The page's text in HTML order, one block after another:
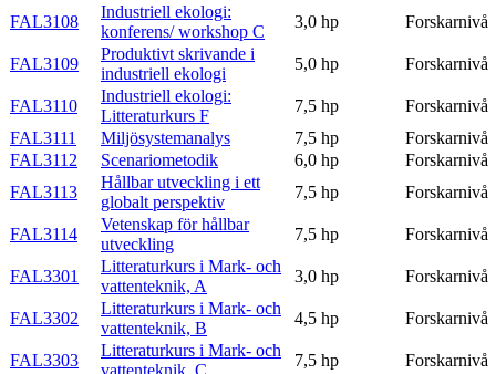
FAL3108
Industriell ekologi:
konferens/ workshop C
3,0 hp Forskarnivå
FAL3109
Produktivt skrivande i
industriell ekologi
5,0 hp Forskarnivå
FAL3110
Industriell ekologi:
Litteraturkurs F
7,5 hp
Forskarnivå
FAL3111
Miljösystemanalys 7,5 hp
Forskarnivå
FAL3112
Scenariometodik 6,0 hp
Forskarnivå
FAL3113
Hållbar utveckling i ett
globalt perspektiv
7,5 hp Forskarnivå
FAL3114
Vetenskap för hållbar
utveckling
7,5 hp Forskarnivå
FAL3301
Litteraturkurs i Mark- och
vattenteknik, A
3,0 hp Forskarnivå
FAL3302
Litteraturkurs i Mark- och
vattenteknik, B
4,5 hp Forskarnivå
FAL3303
Litteraturkurs i Mark- och
vattenteknik, C
7,5 hp Forskarnivå